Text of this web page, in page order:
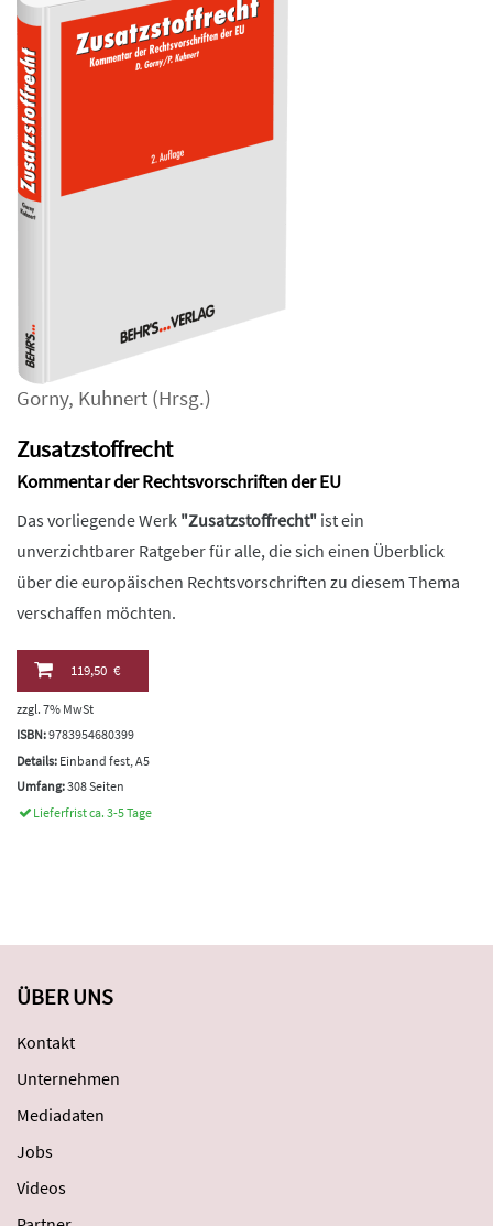
Gorny, Kuhnert (Hrsg.)
Zusatzstoffrecht
Kommentar der Rechtsvorschriften der EU
Das vorliegende Werk "Zusatzstoffrecht" ist ein
unverzichtbarer Ratgeber für alle, die sich einen Überblick
über die europäischen Rechtsvorschriften zu diesem Thema
verschaffen möchten.
119,50 €
zzgl. 7% MwSt
ISBN:9783954680399
Details: Einband fest, A5
Umfang:308 Seiten
Lieferfrist ca. 3-5 Tage
ÜBER UNS
Kontakt
Unternehmen
Mediadaten
Jobs
Videos